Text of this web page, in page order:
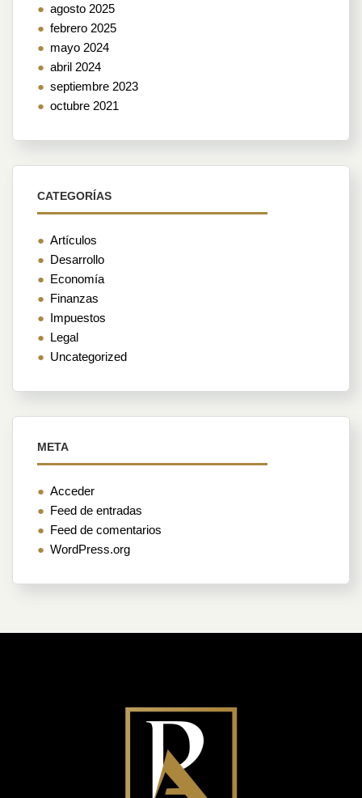
agosto 2025
febrero 2025
mayo 2024
abril 2024
septiembre 2023
octubre 2021
CATEGORÍAS
Artículos
Desarrollo
Economía
Finanzas
Impuestos
Legal
Uncategorized
META
Acceder
Feed de entradas
Feed de comentarios
WordPress.org